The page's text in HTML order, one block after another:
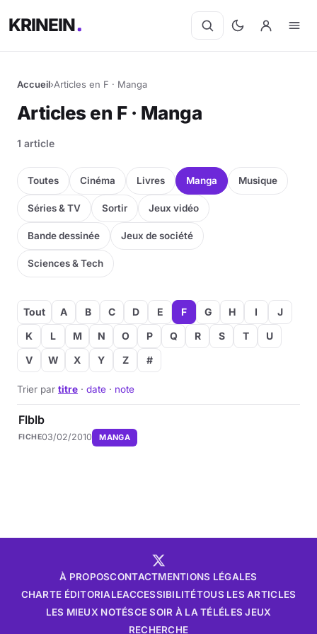
KRINEIN
Accueil›Articles en F · Manga
Articles en F · Manga
1 article
Toutes Cinéma Livres Manga Musique
Séries & TV Sortir Jeux vidéo
Bande dessinée Jeux de société
Sciences & Tech
Tout A B C D E F G H I
J
K
L M N O P Q R S T
U
V
W X Y Z #
Trier par titre · date · note
Flblb
FICHE03/02/2010 MANGA
À PROPOSCONTACTMENTIONS LÉGALES
CHARTE ÉDITORIALEACCESSIBILITÉTOUS LES ARTICLES
LES MIEUX NOTÉSCE SOIR À LA TÉLÉLES JEUX
RECHERCHE